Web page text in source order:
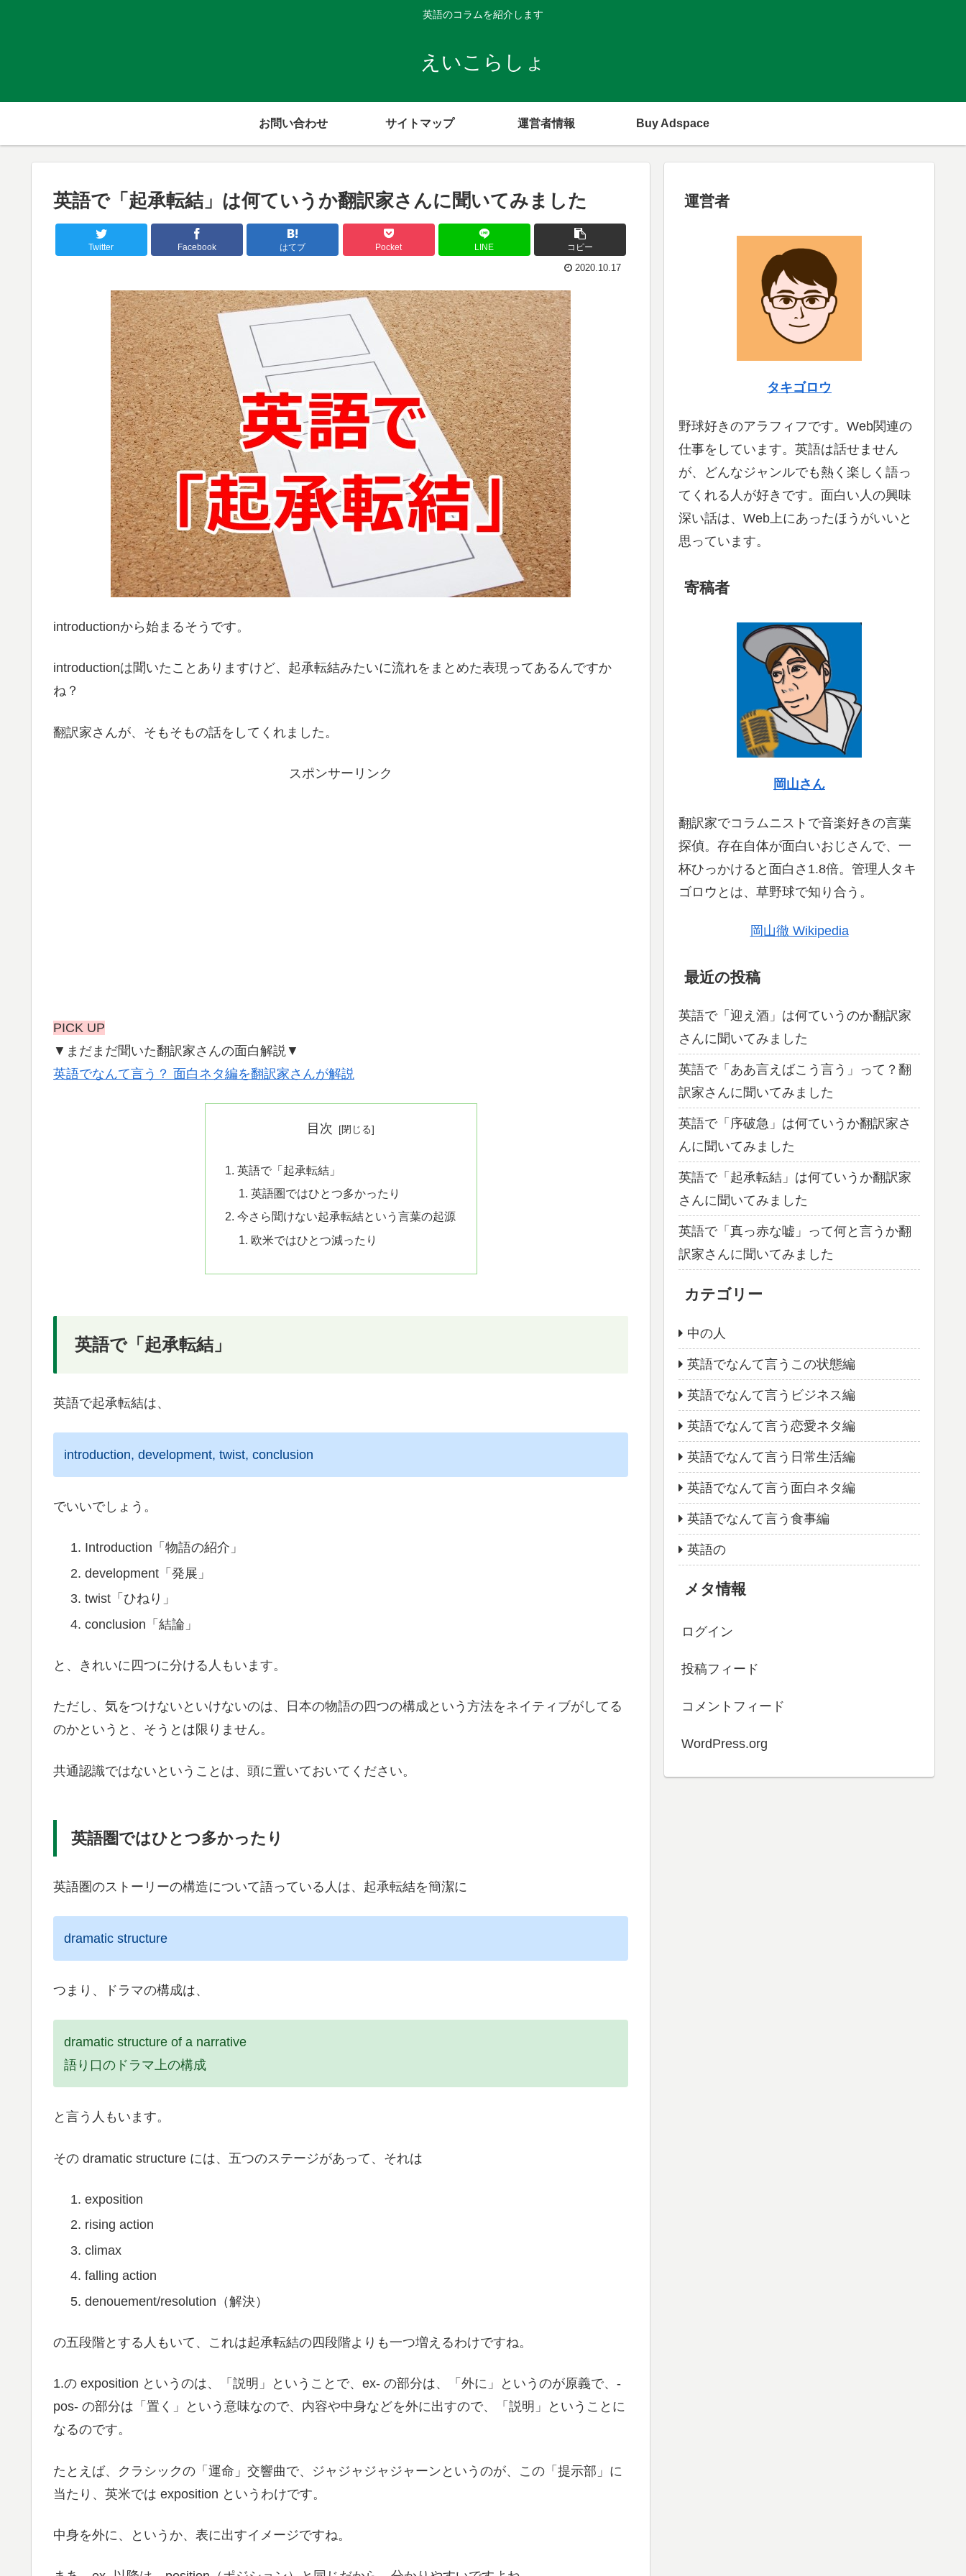
英語のコラムを紹介します
えいこらしょ
お問い合わせ サイトマップ 運営者情報 Buy Adspace
英語で「起承転結」は何ていうか翻訳家さんに聞いてみました
Twitter Facebook はてブ Pocket LINE コピー
2020.10.17
introductionから始まるそうです。
introductionは聞いたことありますけど、起承転結みたいに流れをまとめた表現ってあるんですか
ね？
翻訳家さんが、そもそもの話をしてくれました。
スポンサーリンク
PICK UP
▼まだまだ聞いた翻訳家さんの面白解説▼
英語でなんて言う？ 面白ネタ編を翻訳家さんが解説
目次
英語で「起承転結」
英語圏ではひとつ多かったり
今さら聞けない起承転結という言葉の起源
欧米ではひとつ減ったり
英語で「起承転結」
英語で起承転結は、
introduction, development, twist, conclusion
でいいでしょう。
Introduction「物語の紹介」
development「発展」
twist「ひねり」
conclusion「結論」
と、きれいに四つに分ける人もいます。
ただし、気をつけないといけないのは、日本の物語の四つの構成という方法をネイティブがしてる
のかというと、そうとは限りません。
共通認識ではないということは、頭に置いておいてください。
英語圏ではひとつ多かったり
英語圏のストーリーの構造について語っている人は、起承転結を簡潔に
dramatic structure
つまり、ドラマの構成は、
dramatic structure of a narrative
語り口のドラマ上の構成
と言う人もいます。
その dramatic structure には、五つのステージがあって、それは
exposition
rising action
climax
falling action
denouement/resolution（解決）
の五段階とする人もいて、これは起承転結の四段階よりも一つ増えるわけですね。
1.の exposition というのは、「説明」ということで、ex- の部分は、「外に」というのが原義で、-
pos- の部分は「置く」という意味なので、内容や中身などを外に出すので、「説明」ということに
なるのです。
たとえば、クラシックの「運命」交響曲で、ジャジャジャジャーンというのが、この「提示部」に
当たり、英米では exposition というわけです。
中身を外に、というか、表に出すイメージですね。
運営者
タキゴロウ
野球好きのアラフィフです。Web関連の
仕事をしています。英語は話せません
が、どんなジャンルでも熱く楽しく語っ
てくれる人が好きです。面白い人の興味
深い話は、Web上にあったほうがいいと
思っています。
寄稿者
岡山さん
翻訳家でコラムニストで音楽好きの言葉
探偵。存在自体が面白いおじさんで、一
杯ひっかけると面白さ1.8倍。管理人タキ
ゴロウとは、草野球で知り合う。
岡山徹 Wikipedia
最近の投稿
英語で「迎え酒」は何ていうのか翻訳家
さんに聞いてみました
英語で「ああ言えばこう言う」って？翻
訳家さんに聞いてみました
英語で「序破急」は何ていうか翻訳家さ
んに聞いてみました
英語で「起承転結」は何ていうか翻訳家
さんに聞いてみました
英語で「真っ赤な嘘」って何と言うか翻
訳家さんに聞いてみました
カテゴリー
中の人
英語でなんて言うこの状態編
英語でなんて言うビジネス編
英語でなんて言う恋愛ネタ編
英語でなんて言う日常生活編
英語でなんて言う面白ネタ編
英語でなんて言う食事編
英語の
メタ情報
ログイン
投稿フィード
コメントフィード
WordPress.org